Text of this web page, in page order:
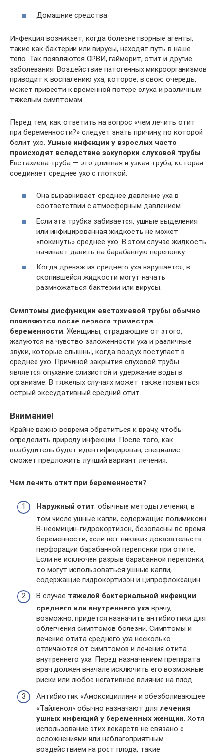
Домашние средства
Инфекция возникает, когда болезнетворные агенты,
такие как бактерии или вирусы, находят путь в наше
тело. Так появляются ОРВИ, гайморит, отит и другие
заболевания. Воздействие патогенных микроорганизмов
приводит к воспалению уха, которое, в свою очередь,
может привести к временной потере слуха и различным
тяжелым симптомам.
Перед тем, как ответить на вопрос «чем лечить отит
при беременности?» следует знать причину, по которой
болит ухо. Ушные инфекции у взрослых часто
происходят вследствие закупорки слуховой трубы
Евстахиева труба — это длинная и узкая труба, которая
соединяет среднее ухо с глоткой.
Она выравнивает среднее давление уха в
соответствии с атмосферным давлением.
Если эта трубка забивается, ушные выделения
или инфицированная жидкость не может
«покинуть» среднее ухо. В этом случае жидкость
начинает давить на барабанную перепонку.
Когда дренаж из среднего уха нарушается, в
скопившейся жидкости могут начать
размножаться бактерии или вирусы.
Симптомы дисфункции евстахиевой трубы обычно
появляются после первого триместра
беременности. Женщины, страдающие от этого,
жалуются на чувство заложенности уха и различные
звуки, которые слышны, когда воздух поступает в
среднее ухо. Причиной закрытия слуховой трубы
является опухание слизистой и удержание воды в
организме. В тяжелых случаях может также появиться
острый экссудативный средний отит.
Внимание!
Крайне важно вовремя обратиться к врачу, чтобы
определить природу инфекции. После того, как
возбудитель будет идентифицирован, специалист
сможет предложить лучший вариант лечения.
Чем лечить отит при беременности?
Наружный отит: обычные методы лечения, в
том числе ушные капли, содержащие полимиксин
B-неомицин-гидрокортизон, безопасны во время
беременности, если нет никаких доказательств
перфорации барабанной перепонки при отите.
Если не исключен разрыв барабанной перепонки,
то могут использоваться ушные капли,
содержащие гидрокортизон и ципрофлоксацин.
В случае тяжелой бактериальной инфекции
среднего или внутреннего уха врачу,
возможно, придется назначить антибиотики для
облегчения симптомов болезни. Симптомы и
лечение отита среднего уха несколько
отличаются от симптомов и лечения отита
внутреннего уха. Перед назначением препарата
врач должен вначале исключить его возможные
риски или любое негативное влияние на плод.
Антибиотик «Амоксициллин» и обезболивающее
«Тайленол» обычно назначают для лечения
ушных инфекций у беременных женщин . Хотя
использование этих лекарств не связано с
осложнениями или неблагоприятным
воздействием на рост плода, такие